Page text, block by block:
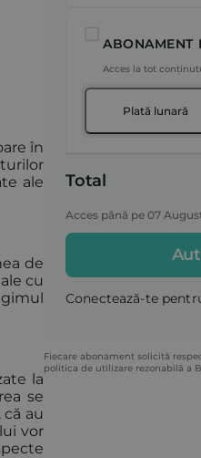
în
ale
de
cu
la
se
au
vor
ABONAMENT
Acces la tot
Plată lunară
Total
Acces până pe 07
Conectează-te
Fiecare abonament solicită
politica de utilizare rezonabilă a